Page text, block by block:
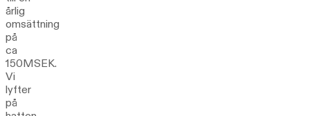
årlig
omsättning
på
ca
150MSEK.
Vi
lyfter
på